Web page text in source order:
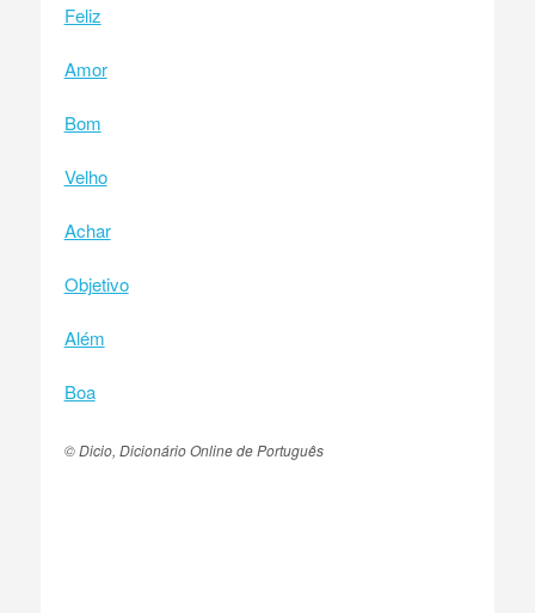
Feliz
Amor
Bom
Velho
Achar
Objetivo
Além
Boa
© Dicio, Dicionário Online de Português